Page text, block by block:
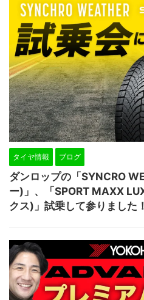
タイヤ情報 ブログ
ダンロップの「SYNCRO
ー)」、「SPORT MAXX
クス)」試乗して参りました！